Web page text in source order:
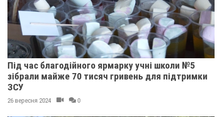
Під час благодійного ярмарку учні школи №5
зібрали майже 70 тисяч гривень для підтримки
ЗСУ
26 вересня 2024 0